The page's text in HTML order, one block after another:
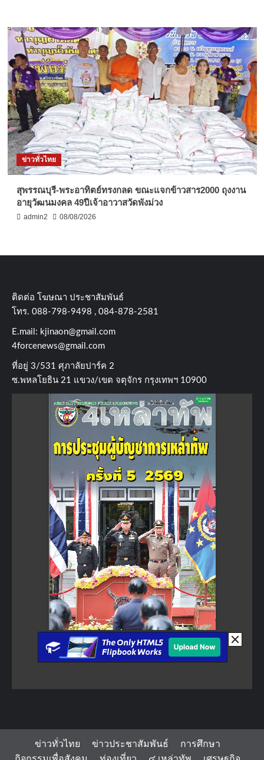
ข่าวทั่วไทย
สุพรรณบุรี-พระอาทิตย์ทรงกลด ขณะแจกข้าวสาร2000 ถุงงาน
อายุวัฒนมงคล 49ปีเจ้าอาวาสวัดพังม่วง
admin2 08/08/2026
ติดต่อ​ โฆษณา​ ประชาสัมพันธ์
โทร​. 088-798-9498 , 084-878-2581
E.mail: kjinaon@gmail.com
4forcenews@gmail.com
ที่อยู่​ 3/531​ ศุภาลัยปาร์ค​ 2
ซ.พหลโยธิน​ 21​ แขวง/เขต​ จตุจักร​ กรุงเทพฯ 10900
ข่าวทั่วไทย ข่าวประชาสัมพันธ์
การศึกษา